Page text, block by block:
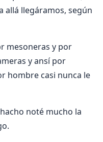
allá llegáramos, según
mesoneras y por
y ansí por
hombre casi nunca le
noté mucho la